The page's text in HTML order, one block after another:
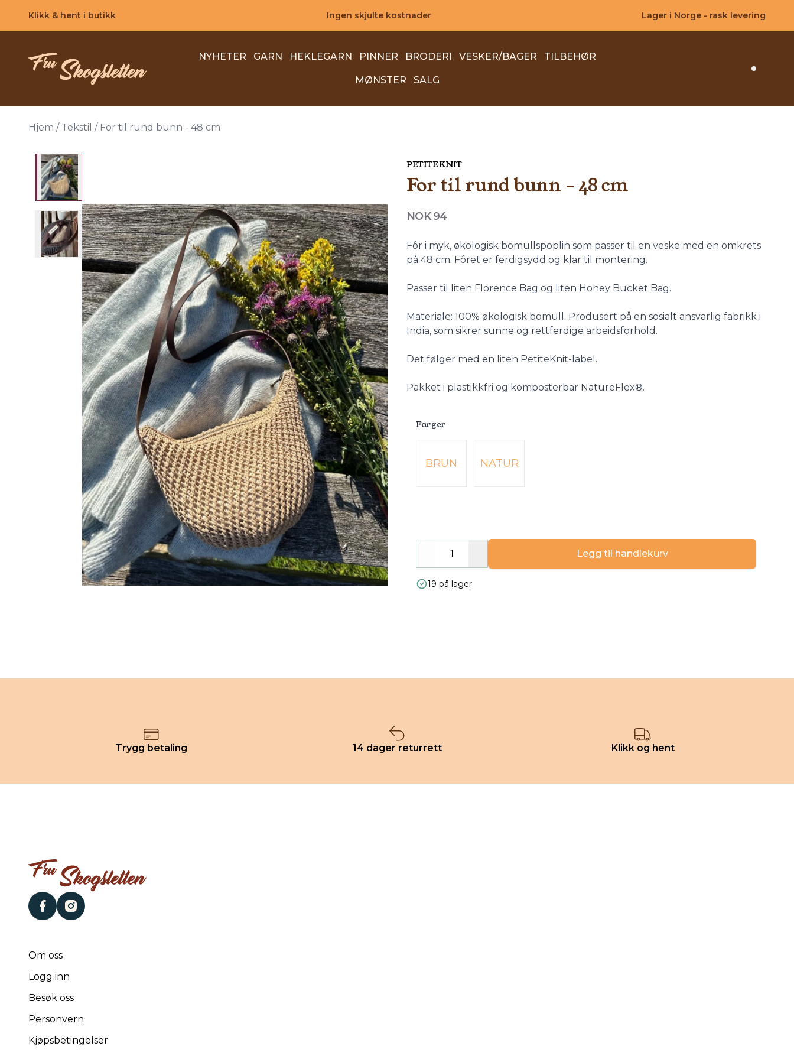
Klikk & hent i butikk Ingen skjulte kostnader Lager i Norge - rask levering
NYHETER GARN HEKLEGARN PINNER BRODERI VESKER/BAGER TILBEHØR
MØNSTER SALG Search
Hjem / Tekstil / For til rund bunn - 48 cm
PETITEKNIT
For til rund bunn - 48 cm
Produktdetaljer
NOK 94
Description
Fôr i myk, økologisk bomullspoplin som passer til en veske med en omkrets
på 48 cm. Fôret er ferdigsydd og klar til montering.
Passer til liten Florence Bag og liten Honey Bucket Bag.
Materiale: 100% økologisk bomull. Produsert på en sosialt ansvarlig fabrikk i
India, som sikrer sunne og rettferdige arbeidsforhold.
Det følger med en liten PetiteKnit-label.
Pakket i plastikkfri og komposterbar NatureFlex®.
Farger
Velg en Farger
BRUN NATUR
Decrease
Legg til handlekurv
19 på lager
Trygg betaling 14 dager returrett Klikk og hent
facebookinstagram
Om oss
Logg inn
Besøk oss
Personvern
Kjøpsbetingelser